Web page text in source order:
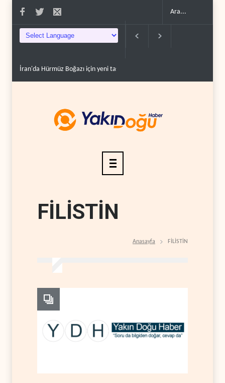
İran'da Hürmüz Boğazı için yeni tasarıya onay..
FİLİSTİN
Anasayfa FİLİSTİN